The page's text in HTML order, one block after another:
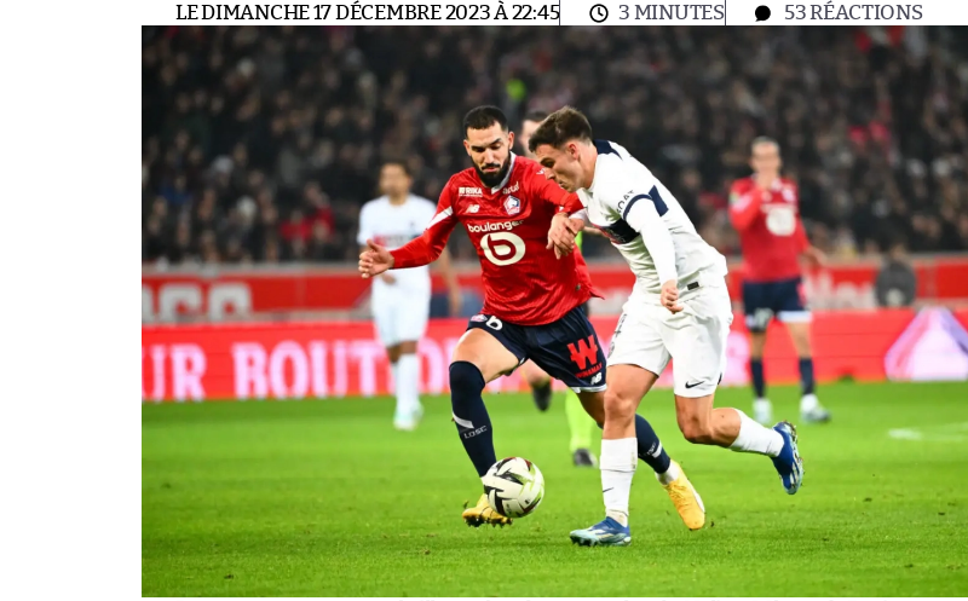
LE DIMANCHE 17 DÉCEMBRE 2023 À 22:45 3 MINUTES 53RÉACTIONS